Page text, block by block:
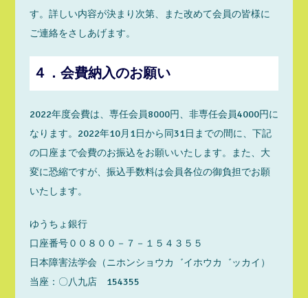
す。詳しい内容が決まり次第、また改めて会員の皆様に
ご連絡をさしあげます。
４．会費納入のお願い
2022年度会費は、専任会員8000円、非専任会員4000円に
なります。2022年10月1日から同31日までの間に、下記
の口座まで会費のお振込をお願いいたします。また、大
変に恐縮ですが、振込手数料は会員各位の御負担でお願
いたします。
ゆうちょ銀行
口座番号００８００－７－１５４３５５
日本障害法学会（ニホンショウカ゛イホウカ゛ッカイ）
当座：〇八九店 154355